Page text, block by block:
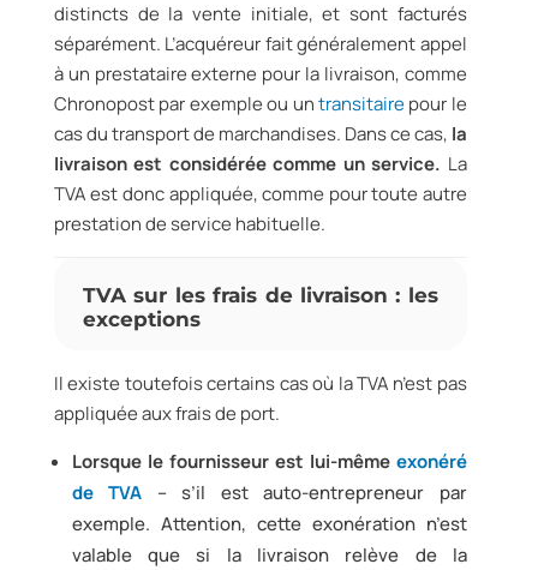
distincts de la vente initiale, et sont facturés
séparément. L’acquéreur fait généralement appel
à un prestataire externe pour la livraison, comme
Chronopost par exemple ou untransitairepour le
cas du transport de marchandises. Dans ce cas, la
livraison est considérée comme un service. La
TVA est donc appliquée, comme pour toute autre
prestation de service habituelle.
TVA sur les frais de livraison : les
exceptions
Il existe toutefois certains cas où la TVA n’est pas
appliquée aux frais de port.
Lorsque le fournisseur est lui-même exonéré
de TVA – s’il est auto-entrepreneur par
exemple. Attention, cette exonération n’est
valable que si la livraison relève de la